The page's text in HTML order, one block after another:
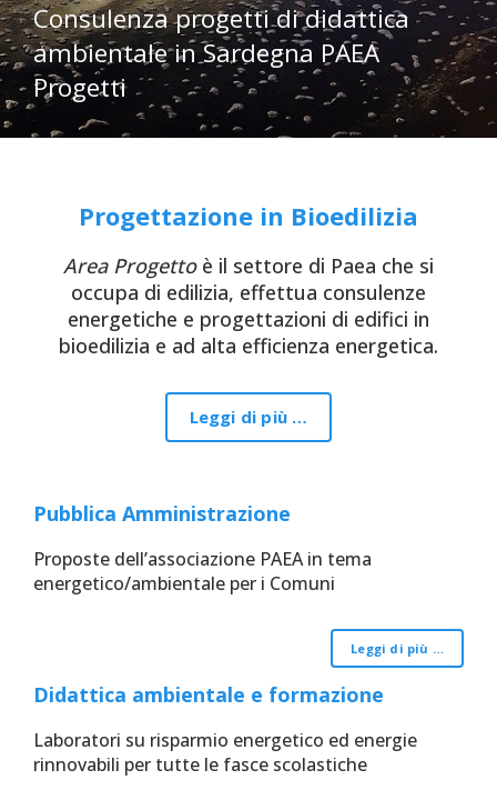
Consulenza progetti di didattica
ambientale in Sardegna PAEA
Progetti
Progettazione in Bioedilizia
Area Progettoè il settore di Paea che si
occupa di edilizia, effettua consulenze
energetiche e progettazioni di edifici in
bioedilizia e ad alta efficienza energetica.
Leggi di più …
Pubblica Amministrazione
Proposte dell’associazione PAEA in tema
energetico/ambientale per i Comuni
Leggi di più …
Didattica ambientale e formazione
Laboratori su risparmio energetico ed energie
rinnovabili per tutte le fasce scolastiche